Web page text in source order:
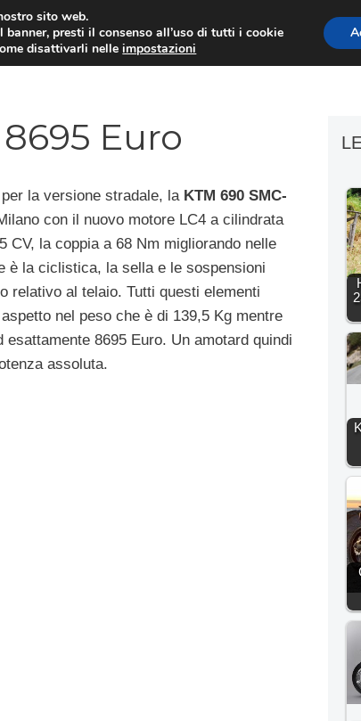
MOTO NEWS ACCESSORI MOTO
Euro
la versione stradale, la KTM 690 SMC-
con il nuovo motore LC4 a cilindrata
CV, la coppia a 68 Nm migliorando nelle
è la ciclistica, la sella e le sospensioni
relativo al telaio. Tutti questi elementi
nel peso che è di 139,5 Kg mentre
8695 Euro. Un amotard quindi
assoluta.
sito web.
presti il consenso all’uso di tutti i cookie
disattivarli nelleimpostazioni